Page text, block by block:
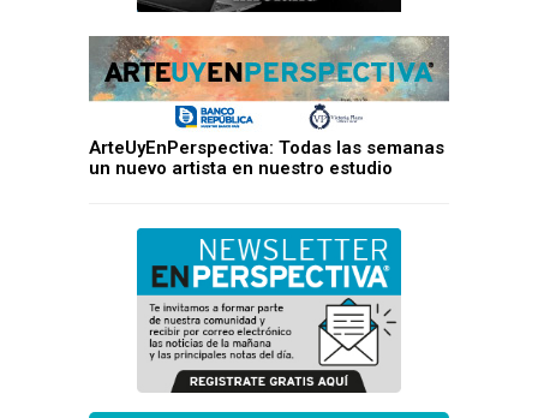
ArteUyEnPerspectiva: Todas las semanas
un nuevo artista en nuestro estudio